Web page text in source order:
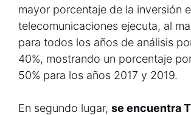
mayor porcentaje de la inversión
telecomunicaciones ejecuta, al
para todos los años de análisis
40%, mostrando un porcentaje
50% para los años 2017 y 2019.
En segundo lugar, se encuentra